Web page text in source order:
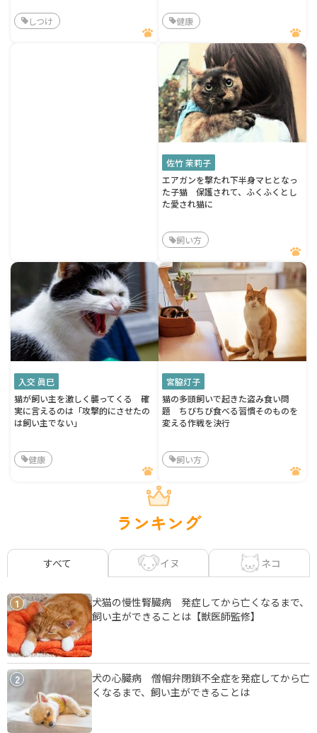
しつけ 健康
佐竹 茉莉子
エアガンを撃たれ下半身マヒとなっ
た子猫 保護されて、ふくふくとし
た愛され猫に
飼い方
入交 眞巳
猫が飼い主を激しく襲ってくる 確
実に言えるのは「攻撃的にさせたの
は飼い主でない」
健康
宮脇灯子
猫の多頭飼いで起きた盗み食い問
題 ちびちび食べる習慣そのものを
変える作戦を決行
飼い方
ランキング
すべて イヌ ネコ
1
犬猫の慢性腎臓病 発症してから亡くなるまで、
飼い主ができることは【獣医師監修】
2
犬の心臓病 僧帽弁閉鎖不全症を発症してから亡
くなるまで、飼い主ができることは